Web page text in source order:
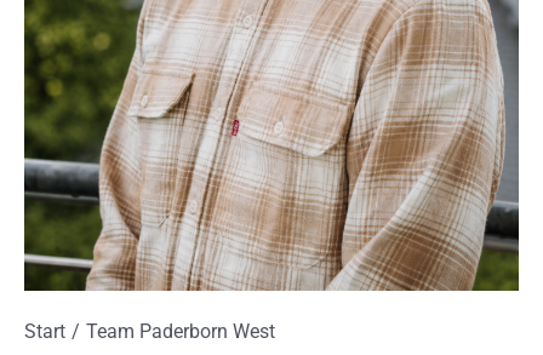
Sie befinden sich hier:
Start Team Paderborn West